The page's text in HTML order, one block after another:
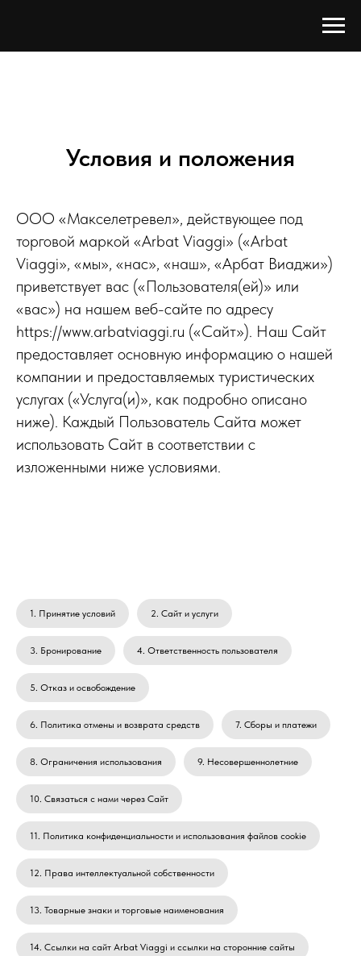
Условия и положения
ООО «Макселетревел», действующее под
торговой маркой «Аrbat Viaggi» («Аrbat
Viaggi», «мы», «нас», «наш», «Арбат Виаджи»)
приветствует вас («Пользователя(ей)» или
«вас») на нашем веб-сайте по адресу
https://www.arbatviaggi.ru («Сайт»). Наш Сайт
предоставляет основную информацию о нашей
компании и предоставляемых туристических
услугах («Услуга(и)», как подробно описано
ниже). Каждый Пользователь Сайта может
использовать Сайт в соответствии с
изложенными ниже условиями.
1. Принятие условий 2. Сайт и услуги
3. Бронирование 4. Ответственность пользователя
5. Отказ и освобождение
6. Политика отмены и возврата средств 7. Сборы и платежи
8. Ограничения использования 9. Несовершеннолетние
10. Связаться с нами через Сайт
11. Политика конфиденциальности и использования файлов cookie
12. Права интеллектуальной собственности
13. Товарные знаки и торговые наименования
14. Ссылки на сайт Arbat Viaggi и ссылки на сторонние сайты